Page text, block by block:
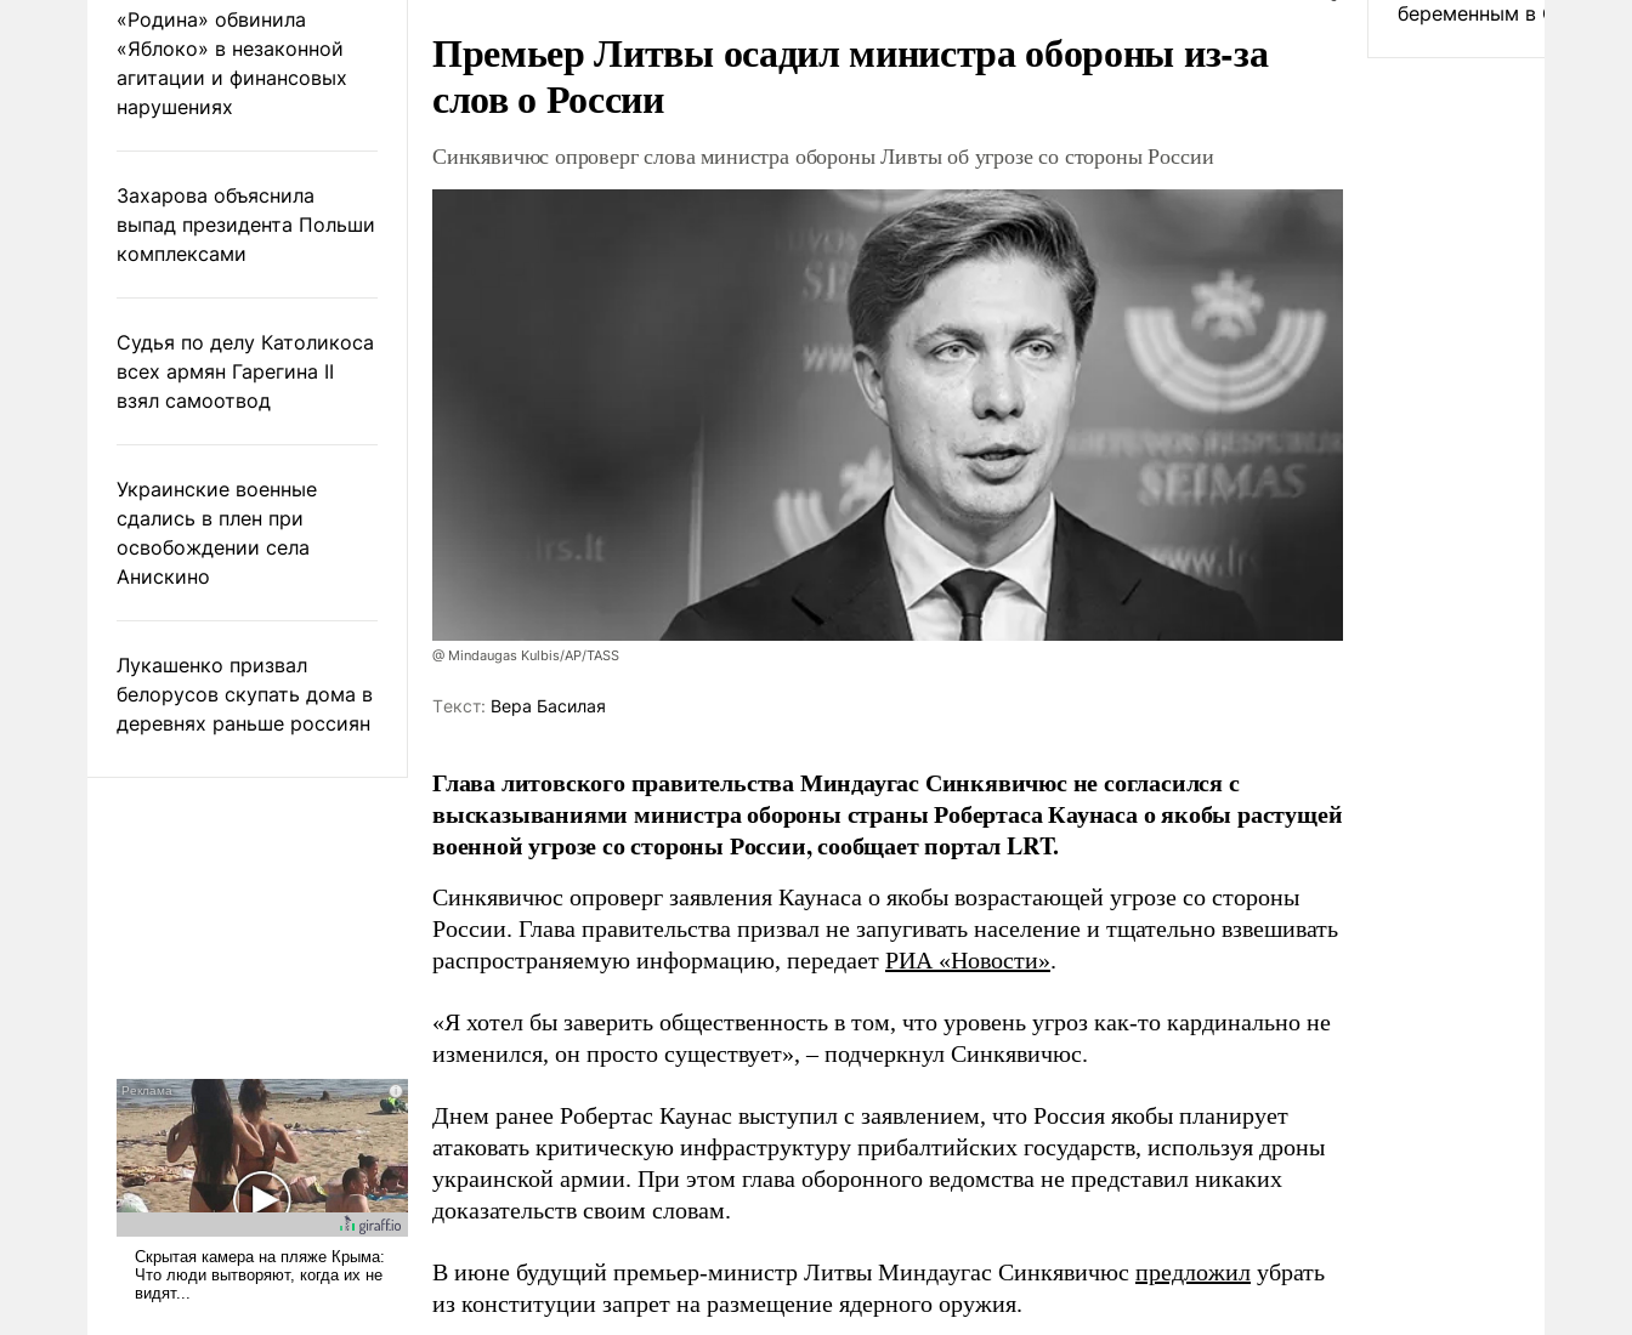
«Родина» обвинила
«Яблоко» в незаконной
агитации и финансовых
нарушениях
Захарова объяснила
выпад президента Польши
комплексами
Судья по делу Католикоса
всех армян Гарегина II
взял самоотвод
Украинские военные
сдались в плен при
освобождении села
Анискино
Лукашенко призвал
белорусов скупать дома в
деревнях раньше россиян
Премьер Литвы осадил министра обороны из-за
слов о России
Синкявичюс опроверг слова министра обороны Ливты об угрозе со стороны России
@ Mindaugas Kulbis/AP/TASS
Tекст: Вера Басилая
Глава литовского правительства Миндаугас Синкявичюс не согласился с
высказываниями министра обороны страны Робертаса Каунаса о якобы растущей
военной угрозе со стороны России, сообщает портал LRT.
Синкявичюс опроверг заявления Каунаса о якобы возрастающей угрозе со стороны
России. Глава правительства призвал не запугивать население и тщательно взвешивать
распространяемую информацию, передает РИА «Новости».
«Я хотел бы заверить общественность в том, что уровень угроз как-то кардинально не
изменился, он просто существует», – подчеркнул Синкявичюс.
Днем ранее Робертас Каунас выступил с заявлением, что Россия якобы планирует
атаковать критическую инфраструктуру прибалтийских государств, используя дроны
украинской армии. При этом глава оборонного ведомства не представил никаких
доказательств своим словам.
В июне будущий премьер-министр Литвы Миндаугас Синкявичюс предложил убрать
из конституции запрет на размещение ядерного оружия.
беременным в США